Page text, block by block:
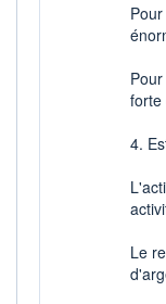
forte
4.
Le